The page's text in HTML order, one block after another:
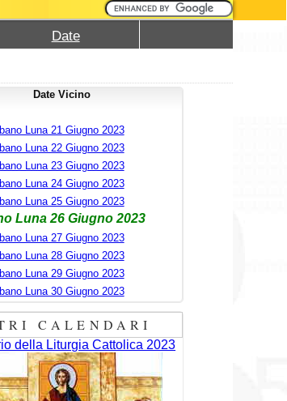
Date
Date Vicino
Luna 21 Giugno 2023
Luna 22 Giugno 2023
Luna 23 Giugno 2023
Luna 24 Giugno 2023
Luna 25 Giugno 2023
Luna 26 Giugno 2023
Luna 27 Giugno 2023
Luna 28 Giugno 2023
Luna 29 Giugno 2023
Luna 30 Giugno 2023
CALENDARI
della Liturgia Cattolica 2023